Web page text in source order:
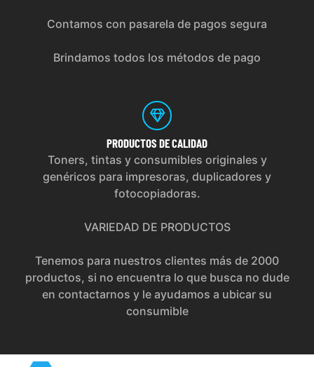
Contamos con pasarela de pagos segura
Brindamos todos los métodos de pago
PRODUCTOS DE CALIDAD
Toners, tintas y consumibles originales y
genéricos para impresoras, duplicadores y
fotocopiadoras.
VARIEDAD DE PRODUCTOS
Tenemos para nuestros clientes más de 2000
productos, si no encuentra lo que busca no dude
en contactarnos y le ayudamos a ubicar su
consumible